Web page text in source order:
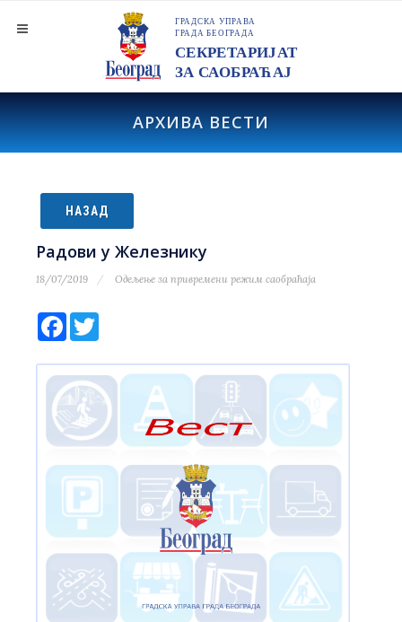
АРХИВА ВЕСТИ
НАЗАД
Радови у Железнику
18/07/2019 Одељење за привремени режим саобраћаја
Facebook